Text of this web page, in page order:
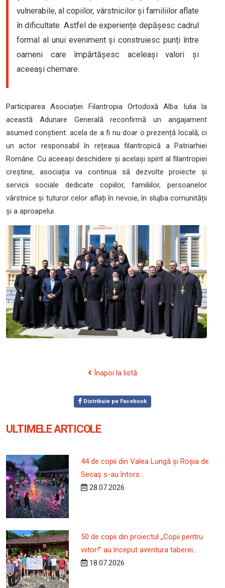
vulnerabile, al copiilor, vârstnicilor și familiilor aflate
în dificultate. Astfel de experiențe depășesc cadrul
formal al unui eveniment și construiesc punți între
oameni care împărtășesc aceleași valori și
aceeași chemare.
Participarea Asociației Filantropia Ortodoxă Alba Iulia la
această Adunare Generală reconfirmă un angajament
asumed conștient: acela de a fi nu doar o prezență locală, ci
un actor responsabil în rețeaua filantropică a Patriarhiei
Române. Cu aceeași deschidere și același spirit al filantropiei
creștine, asociația va continua să dezvolte proiecte și
servicii sociale dedicate copiilor, familiilor, persoanelor
vârstnice și tuturor celor aflați în nevoie, în slujba comunității
și a aproapelui.
Înapoi la listă
Distribuie pe Facebook
ULTIMELE ARTICOLE
44 de copii din Valea Lungă și Roșia de
Secaș s-au întors...
28.07.2026
50 de copii din proiectul „Copii pentru
viitor!” au început aventura taberei...
18.07.2026